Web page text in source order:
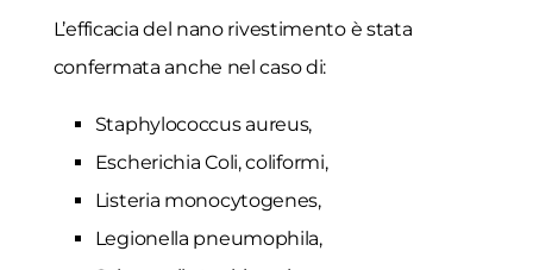
L’efficacia del nano rivestimento è stata
confermata anche nel caso di:
Staphylococcus aureus,
Escherichia Coli, coliformi,
Listeria monocytogenes,
Legionella pneumophila,